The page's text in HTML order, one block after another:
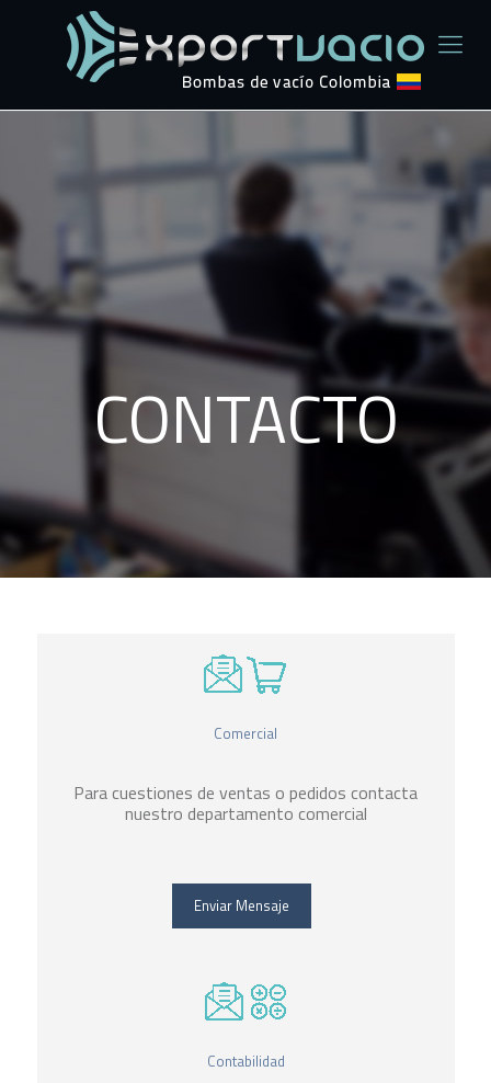
CONTACTO
Comercial
Para cuestiones de ventas o pedidos contacta
nuestro departamento comercial
Enviar Mensaje
Contabilidad